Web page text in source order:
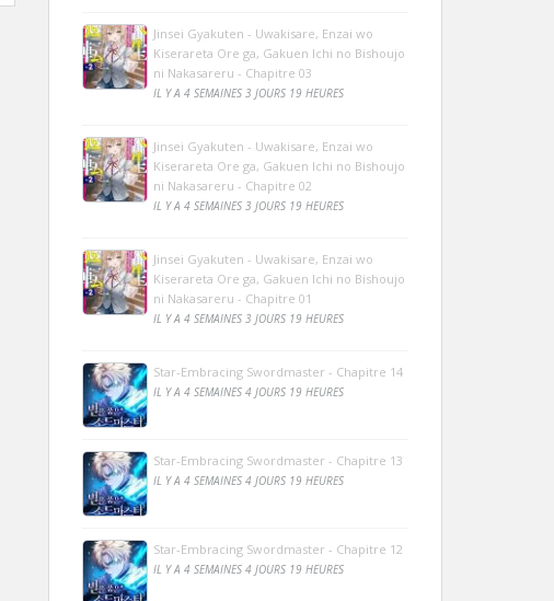
Jinsei Gyakuten - Uwakisare, Enzai wo
Kiserareta Ore ga, Gakuen Ichi no Bishoujo
ni Nakasareru - Chapitre 03
IL Y A 4 SEMAINES 3 JOURS 19 HEURES
Jinsei Gyakuten - Uwakisare, Enzai wo
Kiserareta Ore ga, Gakuen Ichi no Bishoujo
ni Nakasareru - Chapitre 02
IL Y A 4 SEMAINES 3 JOURS 19 HEURES
Jinsei Gyakuten - Uwakisare, Enzai wo
Kiserareta Ore ga, Gakuen Ichi no Bishoujo
ni Nakasareru - Chapitre 01
IL Y A 4 SEMAINES 3 JOURS 19 HEURES
Star-Embracing Swordmaster - Chapitre 14
IL Y A 4 SEMAINES 4 JOURS 19 HEURES
Star-Embracing Swordmaster - Chapitre 13
IL Y A 4 SEMAINES 4 JOURS 19 HEURES
Star-Embracing Swordmaster - Chapitre 12
IL Y A 4 SEMAINES 4 JOURS 19 HEURES